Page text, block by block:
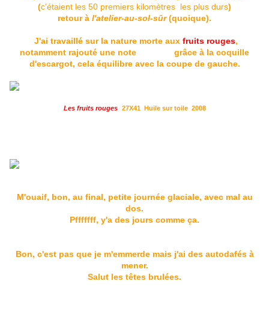
(c'étaient les 50 premiers kilomètres les plus durs)
retour à l'atelier-au-sol-sûr(quoique).
J'ai travaillé sur la nature morte aux fruits rouges,
notamment rajouté une note
grâce à la coquille
d'escargot, cela équilibre avec la coupe de gauche.
Les fruits rouges 27X41 Huile sur toile 2008
M'ouaif, bon, au final, petite journée glaciale, avec mal au
dos.
Pfffffff, y'a des jours comme ça.
Bon, c'est pas que je m'emmerde mais j'ai des autodafés à
mener.
Salut les têtes brulées.